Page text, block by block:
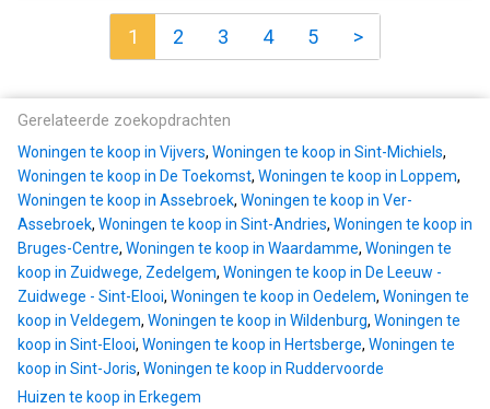
1 2 3 4 5 >
Gerelateerde zoekopdrachten
Woningen te koop in Vijvers, Woningen te koop in Sint-Michiels,
Woningen te koop in De Toekomst, Woningen te koop in Loppem,
Woningen te koop in Assebroek, Woningen te koop in Ver-
Assebroek, Woningen te koop in Sint-Andries, Woningen te koop in
Bruges-Centre, Woningen te koop in Waardamme, Woningen te
koop in Zuidwege, Zedelgem, Woningen te koop in De Leeuw -
Zuidwege - Sint-Elooi, Woningen te koop in Oedelem, Woningen te
koop in Veldegem, Woningen te koop in Wildenburg, Woningen te
koop in Sint-Elooi, Woningen te koop in Hertsberge, Woningen te
koop in Sint-Joris, Woningen te koop in Ruddervoorde
Huizen te koop in Erkegem